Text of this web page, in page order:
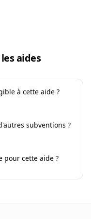
aides
à cette aide ?
subventions ?
pour cette aide ?